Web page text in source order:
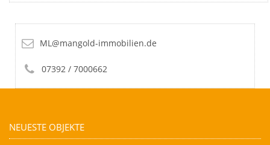
ML@mangold-immobilien.de
07392 / 7000662
NEUESTE OBJEKTE